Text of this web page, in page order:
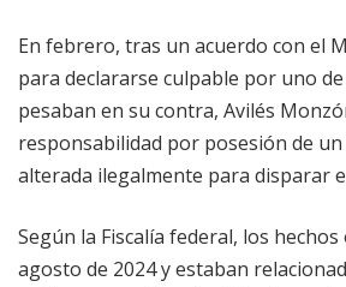
En febrero, tras un acuerdo con el
para declararse culpable por uno
pesaban en su contra, Avilés
responsabilidad por posesión de
alterada ilegalmente para disparar
Según la Fiscalía federal, los
agosto de 2024 y estaban